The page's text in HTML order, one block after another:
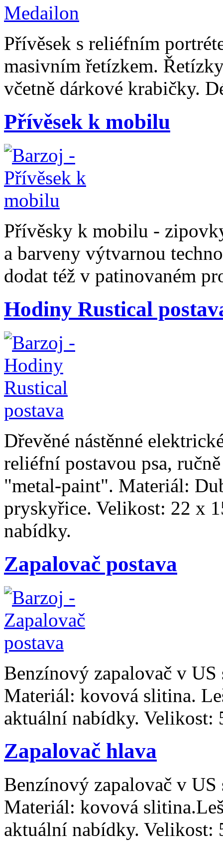
Přívěsek s reliéfním
masivním řetízkem.
včetně dárkové krabičky.
Přívěsek k mobilu
Přívěsky k mobilu -
a barveny výtvarnou
dodat též v patinovaném
Hodiny Rustical
Dřevěné nástěnné
reliéfní postavou psa,
"metal-paint". Materiál:
pryskyřice. Velikost: 22 x
nabídky.
Zapalovač postava
Benzínový zapalovač v
Materiál: kovová slitina.
aktuální nabídky. Velikost:
Zapalovač hlava
Benzínový zapalovač v
Materiál: kovová
aktuální nabídky. Velikost: